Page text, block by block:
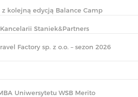
kolejną edycją Balance Camp
Staniek&Partners
Factory sp. z o.o. – sezon 2026
Uniwersytetu WSB Merito